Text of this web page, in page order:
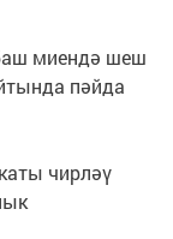
миендә шеш
пәйда
чирләү